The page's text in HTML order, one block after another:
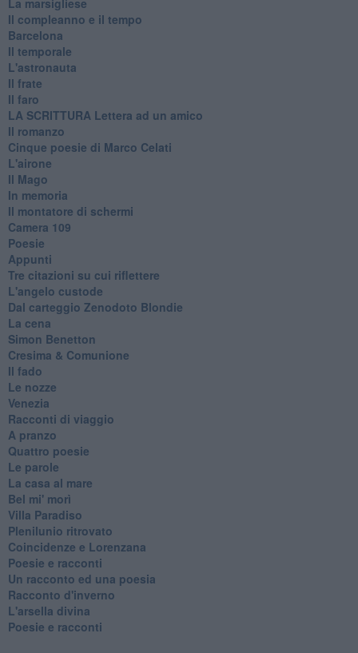
Il compleanno e il tempo
Barcelona
Il temporale
L'astronauta
Il frate
Il faro
​LA SCRITTURA Lettera ad un amico
Il romanzo
Cinque poesie di Marco Celati
L'airone
Il Mago
In memoria
Il montatore di schermi
Camera 109
Poesie
Appunti
Tre citazioni su cui riflettere
L'angelo custode
Dal carteggio Zenodoto Blondie
La cena
Simon Benetton
Cresima & Comunione
Il fado
Le nozze
Venezia
Racconti di viaggio
A pranzo
Quattro poesie
Le parole
La casa al mare
Bel mi' morì
Villa Paradiso
Plenilunio ritrovato
Coincidenze e Lorenzana
Poesie e racconti
Un racconto ed una poesia
Racconto d'inverno
​L'arsella divina
Poesie e racconti